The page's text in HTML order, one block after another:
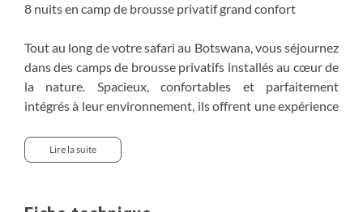
10e jour : Moremi : delta de l’Okavango - Maun – Vol
Après une dernière sortie matinale, notre safari se
termine. Nous rejoignons l’aéroport de Maun en milieu
de journée, pour le vol retour vers la France.
Hébergement : En avion.
Repas inclus : Petit-déjeuner.
8 nuits en camp de brousse privatif grand confort
Tout au long de votre safari au Botswana, vous séjournez
dans des camps de brousse privatifs installés au cœur de
la nature. Spacieux, confortables et parfaitement
intégrés à leur environnement, ils offrent une expérience
confort.Lire la suite